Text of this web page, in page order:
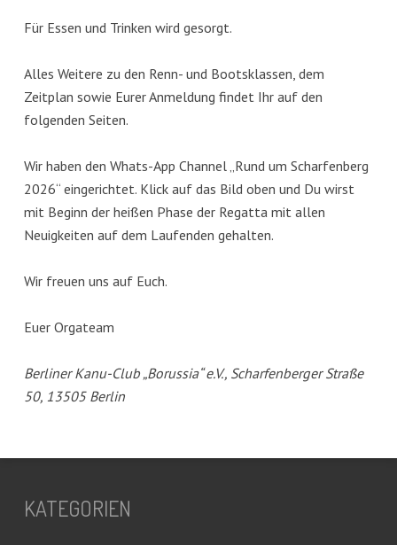
Für Essen und Trinken wird gesorgt.
Alles Weitere zu den Renn- und Bootsklassen, dem
Zeitplan sowie Eurer Anmeldung findet Ihr auf den
folgenden Seiten.
Wir haben den Whats-App Channel „Rund um Scharfenberg
2026“ eingerichtet. Klick auf das Bild oben und Du wirst
mit Beginn der heißen Phase der Regatta mit allen
Neuigkeiten auf dem Laufenden gehalten.
Wir freuen uns auf Euch.
Euer Orgateam
Berliner Kanu-Club „Borussia“ e.V., Scharfenberger Straße
50, 13505 Berlin
KATEGORIEN